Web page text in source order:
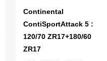
Continental
ContiSportAttack 5 :
120/70 ZR17+180/60
ZR17